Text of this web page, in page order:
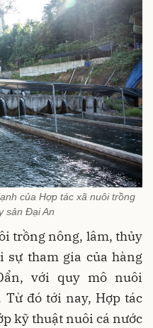
của Hợp tác xã nuôi trồng
sản Đại An
trồng nông, lâm, thủy
sự tham gia của hàng
với quy mô nuôi
Từ đó tới nay, Hợp tác
kỹ thuật nuôi cá nước